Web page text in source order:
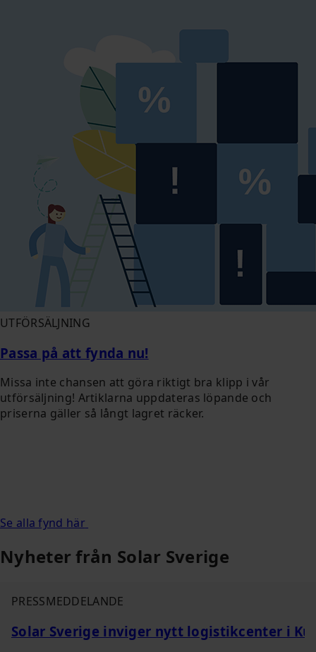
UTFÖRSÄLJNING
Passa på att fynda nu!
Missa inte chansen att göra riktigt bra klipp i vår
utförsäljning! Artiklarna uppdateras löpande och
priserna gäller så långt lagret räcker.
Se alla fynd här
Nyheter från Solar Sverige
PRESSMEDDELANDE
Solar Sverige inviger nytt logistikcenter i